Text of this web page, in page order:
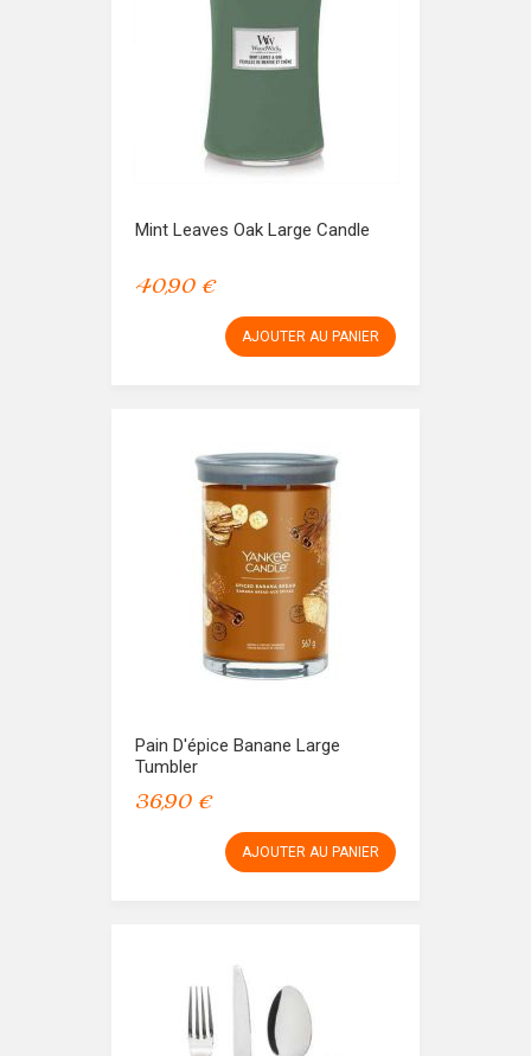
Mint Leaves Oak Large Candle
40,90 €
AJOUTER AU PANIER
Pain D'épice Banane Large
Tumbler
36,90 €
AJOUTER AU PANIER